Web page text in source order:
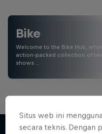
Bike
Welcome to the Bike Hub,
action-packed collection of
shows …
Situs web ini
secara teknis. Dengan